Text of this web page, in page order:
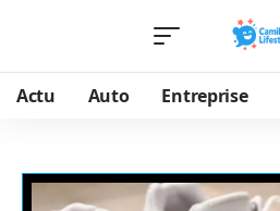
Actu Auto Entreprise